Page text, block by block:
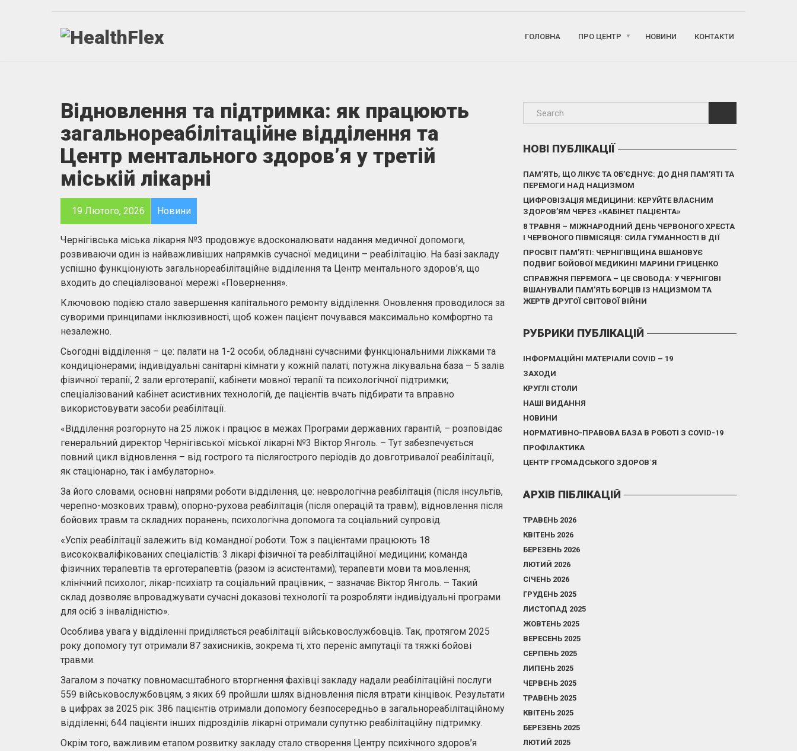
ГОЛОВНА ПРО ЦЕНТР НОВИНИ КОНТАКТИ
Відновлення та підтримка: як працюють
загальнореабілітаційне відділення та
Центр ментального здоров’я у третій
міській лікарні
19 Лютого, 2026 Новини
Чернігівська міська лікарня №3 продовжує вдосконалювати надання медичної допомоги,
розвиваючи один із найважливіших напрямків сучасної медицини – реабілітацію. На базі закладу
успішно функціонують загальнореабілітаційне відділення та Центр ментального здоров’я, що
входить до спеціалізованої мережі «Повернення».
Ключовою подією стало завершення капітального ремонту відділення. Оновлення проводилося за
суворими принципами інклюзивності, щоб кожен пацієнт почувався максимально комфортно та
незалежно.
Сьогодні відділення – це: палати на 1-2 особи, обладнані сучасними функціональними ліжками та
кондиціонерами; індивідуальні санітарні кімнати у кожній палаті; потужна лікувальна база – 5 залів
фізичної терапії, 2 зали ерготерапії, кабінети мовної терапії та психологічної підтримки;
спеціалізований кабінет асистивних технологій, де пацієнтів вчать підбирати та вправно
використовувати засоби реабілітації.
«Відділення розгорнуто на 25 ліжок і працює в межах Програми державних гарантій, – розповідає
генеральний директор Чернігівської міської лікарні №3 Віктор Янголь. – Тут забезпечується
повний цикл відновлення – від гострого та післягострого періодів до довготривалої реабілітації,
як стаціонарно, так і амбулаторно».
За його словами, основні напрями роботи відділення, це: неврологічна реабілітація (після інсультів,
черепно-мозкових травм); опорно-рухова реабілітація (після операцій та травм); відновлення після
бойових травм та складних поранень; психологічна допомога та соціальний супровід.
«Успіх реабілітації залежить від командної роботи. Тож з пацієнтами працюють 18
висококваліфікованих спеціалістів: 3 лікарі фізичної та реабілітаційної медицини; команда
фізичних терапевтів та ерготерапевтів (разом із асистентами); терапевти мови та мовлення;
клінічний психолог, лікар-психіатр та соціальний працівник, – зазначає Віктор Янголь. – Такий
склад дозволяє впроваджувати сучасні доказові технології та розробляти індивідуальні програми
для осіб з інвалідністю».
Особлива увага у відділенні приділяється реабілітації військовослужбовців. Так, протягом 2025
року допомогу тут отримали 87 захисників, зокрема ті, хто переніс ампутації та тяжкі бойові
травми.
Загалом з початку повномасштабного вторгнення фахівці закладу надали реабілітаційні послуги
559 військовослужбовцям, з яких 69 пройшли шлях відновлення після втрати кінцівок. Результати
в цифрах за 2025 рік: 386 пацієнтів отримали допомогу безпосередньо в загальнореабілітаційному
відділенні; 644 пацієнти інших підрозділів лікарні отримали супутню реабілітаційну підтримку.
Окрім того, важливим етапом розвитку закладу стало створення Центру психічного здоров’я
НОВІ ПУБЛІКАЦІЇ
ПАМ’ЯТЬ, ЩО ЛІКУЄ ТА ОБ’ЄДНУЄ: ДО ДНЯ ПАМ’ЯТІ ТА
ПЕРЕМОГИ НАД НАЦИЗМОМ
ЦИФРОВІЗАЦІЯ МЕДИЦИНИ: КЕРУЙТЕ ВЛАСНИМ
ЗДОРОВ’ЯМ ЧЕРЕЗ «КАБІНЕТ ПАЦІЄНТА»
8 ТРАВНЯ – МІЖНАРОДНИЙ ДЕНЬ ЧЕРВОНОГО ХРЕСТА
І ЧЕРВОНОГО ПІВМІСЯЦЯ: СИЛА ГУМАННОСТІ В ДІЇ
ПРОСВІТ ПАМ’ЯТІ: ЧЕРНІГІВЩИНА ВШАНОВУЄ
ПОДВИГ БОЙОВОЇ МЕДИКИНІ МАРИНИ ГРИЦЕНКО
СПРАВЖНЯ ПЕРЕМОГА – ЦЕ СВОБОДА: У ЧЕРНІГОВІ
ВШАНУВАЛИ ПАМ’ЯТЬ БОРЦІВ ІЗ НАЦИЗМОМ ТА
ЖЕРТВ ДРУГОЇ СВІТОВОЇ ВІЙНИ
РУБРИКИ ПУБЛІКАЦІЙ
ІНФОРМАЦІЙНІ МАТЕРІАЛИ COVID – 19
ЗАХОДИ
КРУГЛІ СТОЛИ
НАШІ ВИДАННЯ
НОВИНИ
НОРМАТИВНО-ПРАВОВА БАЗА В РОБОТІ З COVID-19
ПРОФІЛАКТИКА
ЦЕНТР ГРОМАДСЬКОГО ЗДОРОВ`Я
АРХІВ ПІБЛІКАЦІЙ
ТРАВЕНЬ 2026
КВІТЕНЬ 2026
БЕРЕЗЕНЬ 2026
ЛЮТИЙ 2026
СІЧЕНЬ 2026
ГРУДЕНЬ 2025
ЛИСТОПАД 2025
ЖОВТЕНЬ 2025
ВЕРЕСЕНЬ 2025
СЕРПЕНЬ 2025
ЛИПЕНЬ 2025
ЧЕРВЕНЬ 2025
ТРАВЕНЬ 2025
КВІТЕНЬ 2025
БЕРЕЗЕНЬ 2025
ЛЮТИЙ 2025